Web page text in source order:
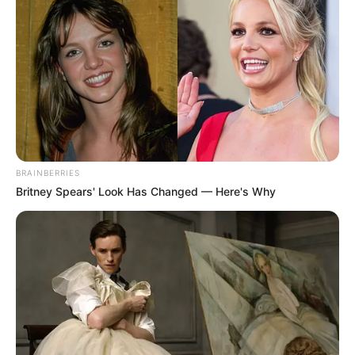
τη διενέργεια της νεκροψίας – νεκροτομής, η
οποία θα πραγματοποιηθεί τις επόμενες
ώρες.
Ήταν για μέρες νεκρός στο σπίτι του στην
BRAINBERRIES
Britney Spears' Look Has Changed — Here's Why